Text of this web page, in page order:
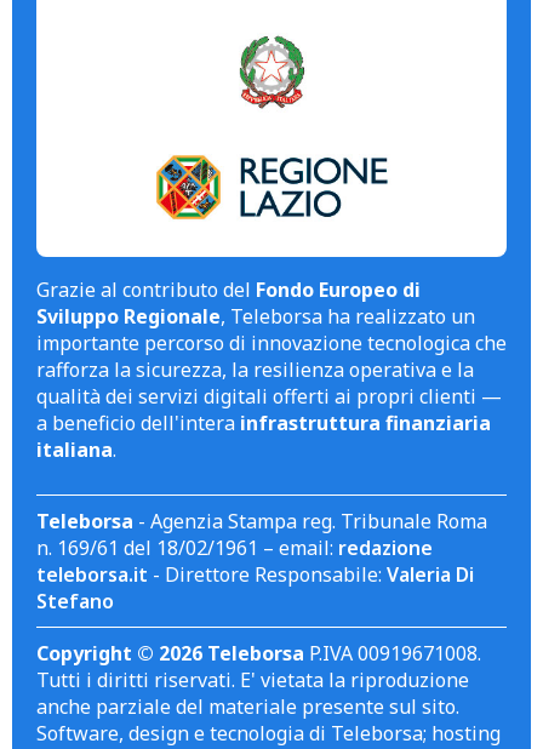
Grazie al contributo del Fondo Europeo di
Sviluppo Regionale, Teleborsa ha realizzato un
importante percorso di innovazione tecnologica che
rafforza la sicurezza, la resilienza operativa e la
qualità dei servizi digitali offerti ai propri clienti —
a beneficio dell'intera infrastruttura finanziaria
italiana.
Teleborsa - Agenzia Stampa reg. Tribunale Roma
n. 169/61 del 18/02/1961 – email: redazione
teleborsa.it - Direttore Responsabile: Valeria Di
Stefano
Copyright © 2026 Teleborsa P.IVA 00919671008.
Tutti i diritti riservati. E' vietata la riproduzione
anche parziale del materiale presente sul sito.
Software, design e tecnologia di Teleborsa; hosting